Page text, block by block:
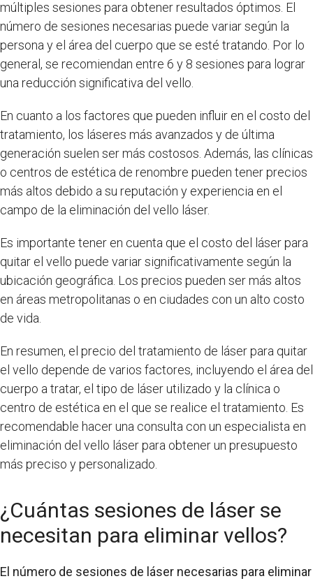
múltiples sesiones para obtener resultados óptimos. El
número de sesiones necesarias puede variar según la
persona y el área del cuerpo que se esté tratando. Por lo
general, se recomiendan entre 6 y 8 sesiones para lograr
una reducción significativa del vello.
En cuanto a los factores que pueden influir en el costo del
tratamiento, los láseres más avanzados y de última
generación suelen ser más costosos. Además, las clínicas
o centros de estética de renombre pueden tener precios
más altos debido a su reputación y experiencia en el
campo de la eliminación del vello láser.
Es importante tener en cuenta que el costo del láser para
quitar el vello puede variar significativamente según la
ubicación geográfica. Los precios pueden ser más altos
en áreas metropolitanas o en ciudades con un alto costo
de vida.
En resumen, el precio del tratamiento de láser para quitar
el vello depende de varios factores, incluyendo el área del
cuerpo a tratar, el tipo de láser utilizado y la clínica o
centro de estética en el que se realice el tratamiento. Es
recomendable hacer una consulta con un especialista en
eliminación del vello láser para obtener un presupuesto
más preciso y personalizado.
¿Cuántas sesiones de láser se
necesitan para eliminar vellos?
El número de sesiones de láser necesarias para eliminar